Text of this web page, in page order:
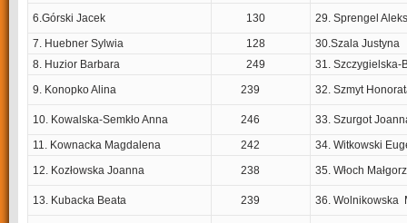
6.Górski Jacek 130
29. Sprengel
7. Huebner Sylwia
128
30.Szala Justyna
8. Huzior Barbara
249
31. Szczygielska-
9. Konopko Alina
239 32. Szmyt
10. Kowalska-Semkło Anna 246
33. Szurgot
11. Kownacka Magdalena
242
34. Witkowski
12. Kozłowska Joanna
238 35. Włoch
13. Kubacka Beata 239 36. Wolnikowska